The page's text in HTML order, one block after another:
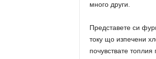
много други.
Представете си
току що изпечени
почувствате